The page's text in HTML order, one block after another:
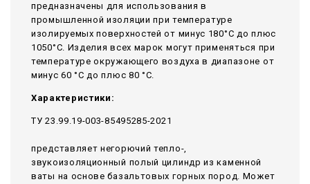
предназначены для использования в
промышленной изоляции при температуре
изолируемых поверхностей от минус 180°С до плюс
1050°С. Изделия всех марок могут применяться при
температуре окружающего воздуха в диапазоне от
минус 60 °С до плюс 80 °С.
Характеристики:
ТУ 23.99.19-003-85495285-2021
представляет негорючий тепло-,
звукоизоляционный полый цилиндр из каменной
ваты на основе базальтовых горных пород. Может